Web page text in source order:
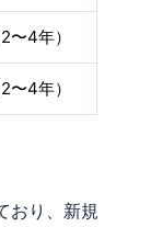
〜4年）
〜4年）
おり、新規